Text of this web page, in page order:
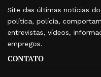
Site das últimas notícias
política, polícia,
entrevistas, vídeos,
empregos.
CONTATO